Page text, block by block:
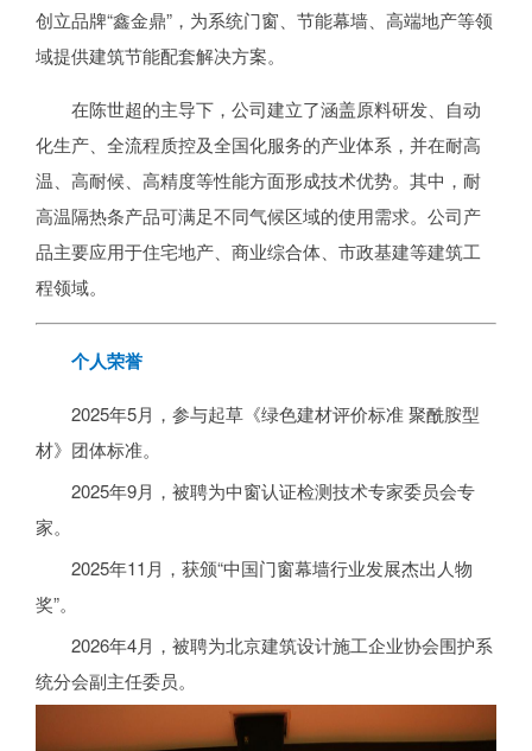
创立品牌“鑫金鼎”，为系统门窗、节能幕墙、高端地产等领
域提供建筑节能配套解决方案。
在陈世超的主导下，公司建立了涵盖原料研发、自动
化生产、全流程质控及全国化服务的产业体系，并在耐高
温、高耐候、高精度等性能方面形成技术优势。其中，耐
高温隔热条产品可满足不同气候区域的使用需求。公司产
品主要应用于住宅地产、商业综合体、市政基建等建筑工
程领域。
个人荣誉
2025年5月，参与起草《绿色建材评价标准 聚酰胺型
材》团体标准。
2025年9月，被聘为中窗认证检测技术专家委员会专
家。
2025年11月，获颁“中国门窗幕墙行业发展杰出人物
奖”。
2026年4月，被聘为北京建筑设计施工企业协会围护系
统分会副主任委员。